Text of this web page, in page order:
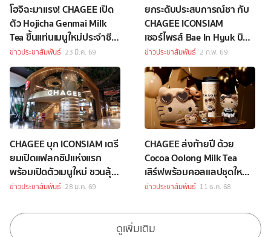
โฮจิฉะมาแรง! CHAGEE เปิด
ตัว Hojicha Genmai Milk
Tea ขึ้นแท่นเมนูใหม่ประจำซี
ซัน
ข่าวประชาสัมพันธ์ 23 มี.ค. 69
ยกระดับประสบการณ์ชา กับ
CHAGEE ICONSIAM
เซอร์ไพรส์ Bae In Hyuk บิน
ตรงเสิร์ฟความฟินให้แฟนๆ
แบบใกล้ชิด
ข่าวประชาสัมพันธ์ 2 ก.พ. 69
CHAGEE บุก ICONSIAM เตรี
ยมเปิดแฟลกชิปแห่งแรก
พร้อมเปิดตัวเมนูใหม่ ชวนลุ้น
Meet-and-Greet 'Bae In
ข่าวประชาสัมพันธ์ 28 ม.ค. 69
CHAGEE ส่งท้ายปี ด้วย
Cocoa Oolong Milk Tea
เสิร์ฟพร้อมคอลแลปชุดใหญ่
ใน CHAGEE Loves Hello
ข่าวประชาสัมพันธ์ 11 ธ.ค. 68
ดูเพิ่มเติม